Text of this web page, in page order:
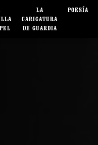
LA
CARICATURA
DE GUARDIA
POESÍA